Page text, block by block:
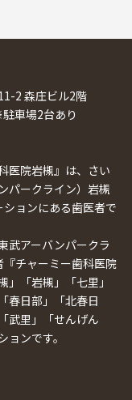
2 森庄ビル2階
車場2台あり
医院岩槻』は、さい
パークライン）岩槻
ョンにある歯医者で
武アーバンパークラ
チャーミー歯科医院
「岩槻」「七里」
春日部」「北春日
武里」「せんげん
ンです。